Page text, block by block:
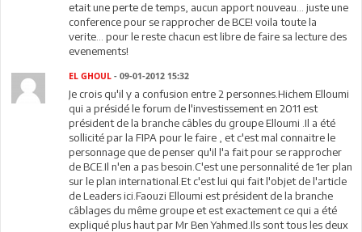
etait une perte de temps, aucun apport nouveau... juste une
conference pour se rapprocher de BCE! voila toute la
verite... pour le reste chacun est libre de faire sa lecture des
evenements!
EL GHOUL - 09-01-2012 15:32
Je crois qu'il y a confusion entre 2 personnes.Hichem Elloumi
qui a présidé le forum de l'investissement en 2011 est
président de la branche câbles du groupe Elloumi .Il a été
sollicité par la FIPA pour le faire , et c'est mal connaitre le
personnage que de penser qu'il l'a fait pour se rapprocher
de BCE.Il n'en a pas besoin.C'est une personnalité de 1er plan
sur le plan international.Et c'est lui qui fait l'objet de l'article
de Leaders ici.Faouzi Elloumi est président de la branche
câblages du même groupe et est exactement ce qui a été
expliqué plus haut par Mr Ben Yahmed.Ils sont tous les deux